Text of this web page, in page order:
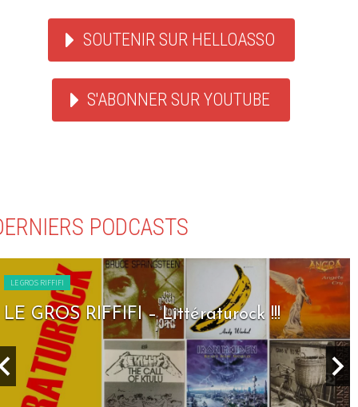
SOUTENIR SUR HELLOASSO
S'ABONNER SUR YOUTUBE
PODCASTS
LE GROS RIFFIFI
LE GROS RIFFIFI – Littératurock !!!